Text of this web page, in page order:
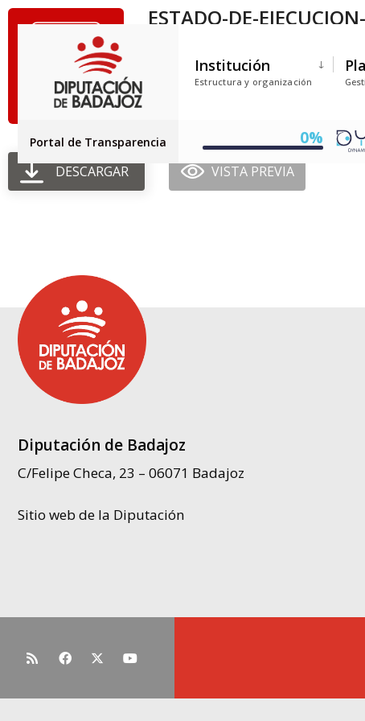
Institución
Estructura y organización
Portal de Transparencia 0%
ESTADO-DE-
Creado: 30-06-2025
Actualizado: 30-06-2025
DESCARGAR VISTA PREVIA
Diputación de Badajoz
C/Felipe Checa, 23 – 06071 Badajoz
Sitio web de la Diputación